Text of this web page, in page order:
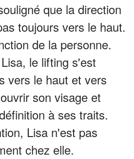
que la direction
toujours vers le haut.
de la personne.
le lifting s'est
vers le haut et vers
son visage et
à ses traits.
Lisa n'est pas
chez elle.